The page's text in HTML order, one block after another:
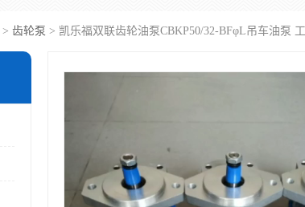
> 齿轮泵 > 凯乐福双联齿轮油泵CBKP50/32-BFφL吊车油泵